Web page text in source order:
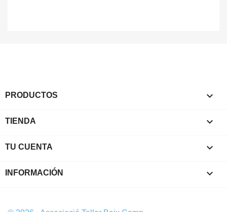
PRODUCTOS 
TIENDA 
TU CUENTA 
INFORMACIÓN keyboard_arrow_down